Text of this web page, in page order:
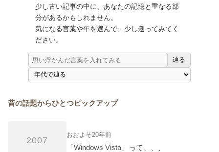
少し古い記事の中に、あなたの記憶と重なる部
分があるかもしれません。
気になる言葉や年を選んで、少し遡ってみてく
ださい。
辿る
昔の話題からひとつピックアップ
2007
おおよそ20年前
「Windows Vista」って、、、